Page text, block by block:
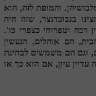
והמופת לזה, הוא
בנבוכדנצר, שזה היה
וטפרוהי כצפרי כו'.
הם אוהלים, הנעשין
וגם הם משמשים לבחינת
עדיין עיון, אם הוא כך או